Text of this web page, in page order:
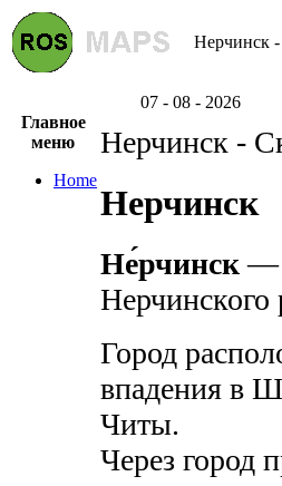
Нерчинск -
07 - 08 - 2026
Главное
меню
Home
Нерчинск -
Нерчинск
Не́рчинск —
Нерчинского
Город
впадения в
Читы.
Через город